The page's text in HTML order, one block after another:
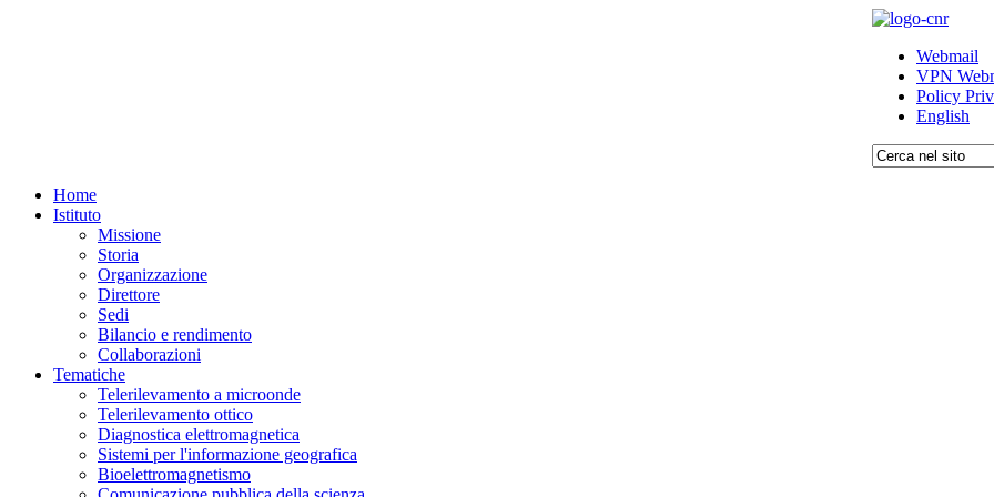
Webmail
VPN
Policy
English
Home
Istituto
Missione
Storia
Organizzazione
Direttore
Sedi
Bilancio e rendimento
Collaborazioni
Tematiche
Telerilevamento a microonde
Telerilevamento ottico
Diagnostica elettromagnetica
Sistemi per l'informazione geografica
Bioelettromagnetismo